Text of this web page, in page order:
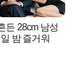
든 28cm 남성
밤 즐거워